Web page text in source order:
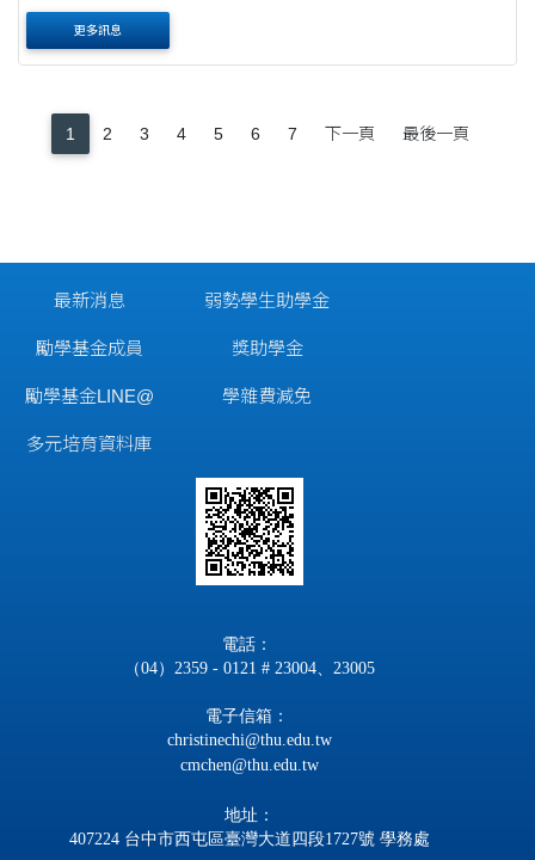
更多訊息
1 2 3 4 5 6 7 下一頁 最後一頁
最新消息
勵學基金成員
勵學基金LINE@
多元培育資料庫
弱勢學生助學金
獎助學金
學雜費減免
電話：
（04）2359 - 0121 # 23004、23005
電子信箱：
christinechi@thu.edu.tw
cmchen@thu.edu.tw
地址：
407224 台中市西屯區臺灣大道四段1727號 學務處